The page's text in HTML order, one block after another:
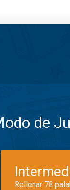
de
Rellenar 78